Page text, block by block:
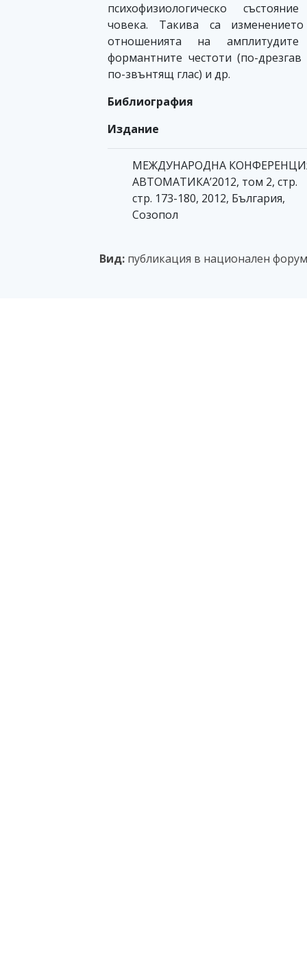
психофизиологическо
човека. Такива са
отношенията на
формантните честоти (по-дрезгав
по-звънтящ глас) и др.
Библиография
Издание
МЕЖДУНАРОДНА
АВТОМАТИКА’2012, том 2, стр.
стр. 173-180, 2012, България,
Созопол
Вид: публикация в национален форум